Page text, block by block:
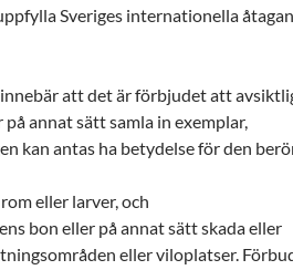
Sveriges internationella
att det är förbjudet att
på annat sätt samla in exemplar,
kan antas ha betydelse för den
eller larver, och
bon eller på annat sätt skada eller
eller viloplatser.